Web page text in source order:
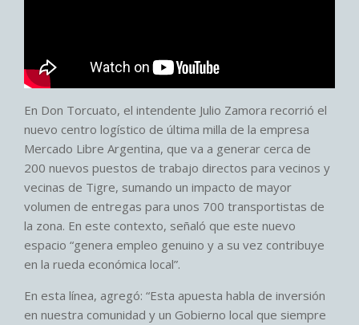
En Don Torcuato, el intendente Julio Zamora recorrió el
nuevo centro logístico de última milla de la empresa
Mercado Libre Argentina, que va a generar cerca de
200 nuevos puestos de trabajo directos para vecinos y
vecinas de Tigre, sumando un impacto de mayor
volumen de entregas para unos 700 transportistas de
la zona. En este contexto, señaló que este nuevo
espacio “genera empleo genuino y a su vez contribuye
en la rueda económica local”.
En esta línea, agregó: “Esta apuesta habla de inversión
en nuestra comunidad y un Gobierno local que siempre